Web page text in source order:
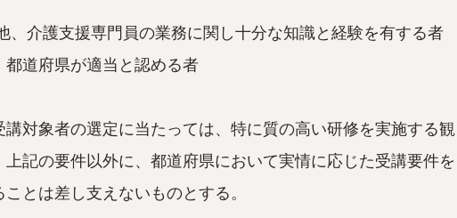
、介護支援専門員の業務に関し十分な知識と経験を有する者
都道府県が適当と認める者
講対象者の選定に当たっては、特に質の高い研修を実施する観
上記の要件以外に、都道府県において実情に応じた受講要件を
ことは差し支えないものとする。